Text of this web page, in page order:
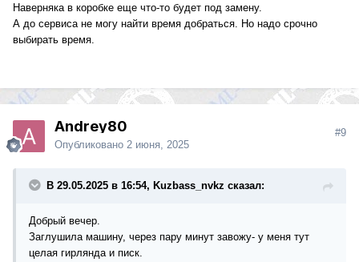
Наверняка в коробке еще что-то будет под замену.
А до сервиса не могу найти время добраться. Но надо срочно
выбирать время.
Andrey80
Опубликовано 2 июня, 2025
#9
В 29.05.2025 в 16:54, Kuzbass_nvkz сказал:
Добрый вечер.
Заглушила машину, через пару минут завожу- у меня тут
целая гирлянда и писк.